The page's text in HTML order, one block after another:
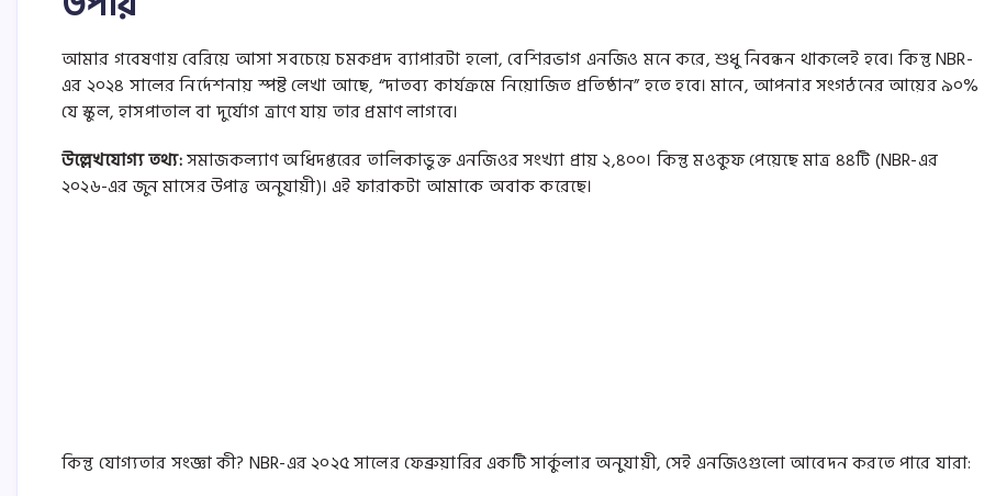
আমার গবেষণায় বেরিয়ে আসা সবচেয়ে চমকপ্রদ ব্যাপারটা হলো, বেশিরভাগ এনজিও মনে করে, শুধু নিবন্ধন থাকলেই হবে। কিন্তু NBR-
এর ২০২৪ সালের নির্দেশনায় স্পষ্ট লেখা আছে, “দাতব্য কার্যক্রমে নিয়োজিত প্রতিষ্ঠান” হতে হবে। মানে, আপনার সংগঠনের আয়ের ৯০%
যে স্কুল, হাসপাতাল বা দুর্যোগ ত্রাণে যায় তার প্রমাণ লাগবে।
উল্লেখযোগ্য তথ্য:সমাজকল্যাণ অধিদপ্তরের তালিকাভুক্ত এনজিওর সংখ্যা প্রায় ২,৪০০। কিন্তু মওকুফ পেয়েছে মাত্র ৪৪টি (NBR-এর
২০২৬-এর জুন মাসের উপাত্ত অনুযায়ী)। এই ফারাকটা আমাকে অবাক করেছে।
কিন্তু যোগ্যতার সংজ্ঞা কী? NBR-এর ২০২৫ সালের ফেব্রুয়ারির একটি সার্কুলার অনুযায়ী, সেই এনজিওগুলো আবেদন করতে পারে যারা: